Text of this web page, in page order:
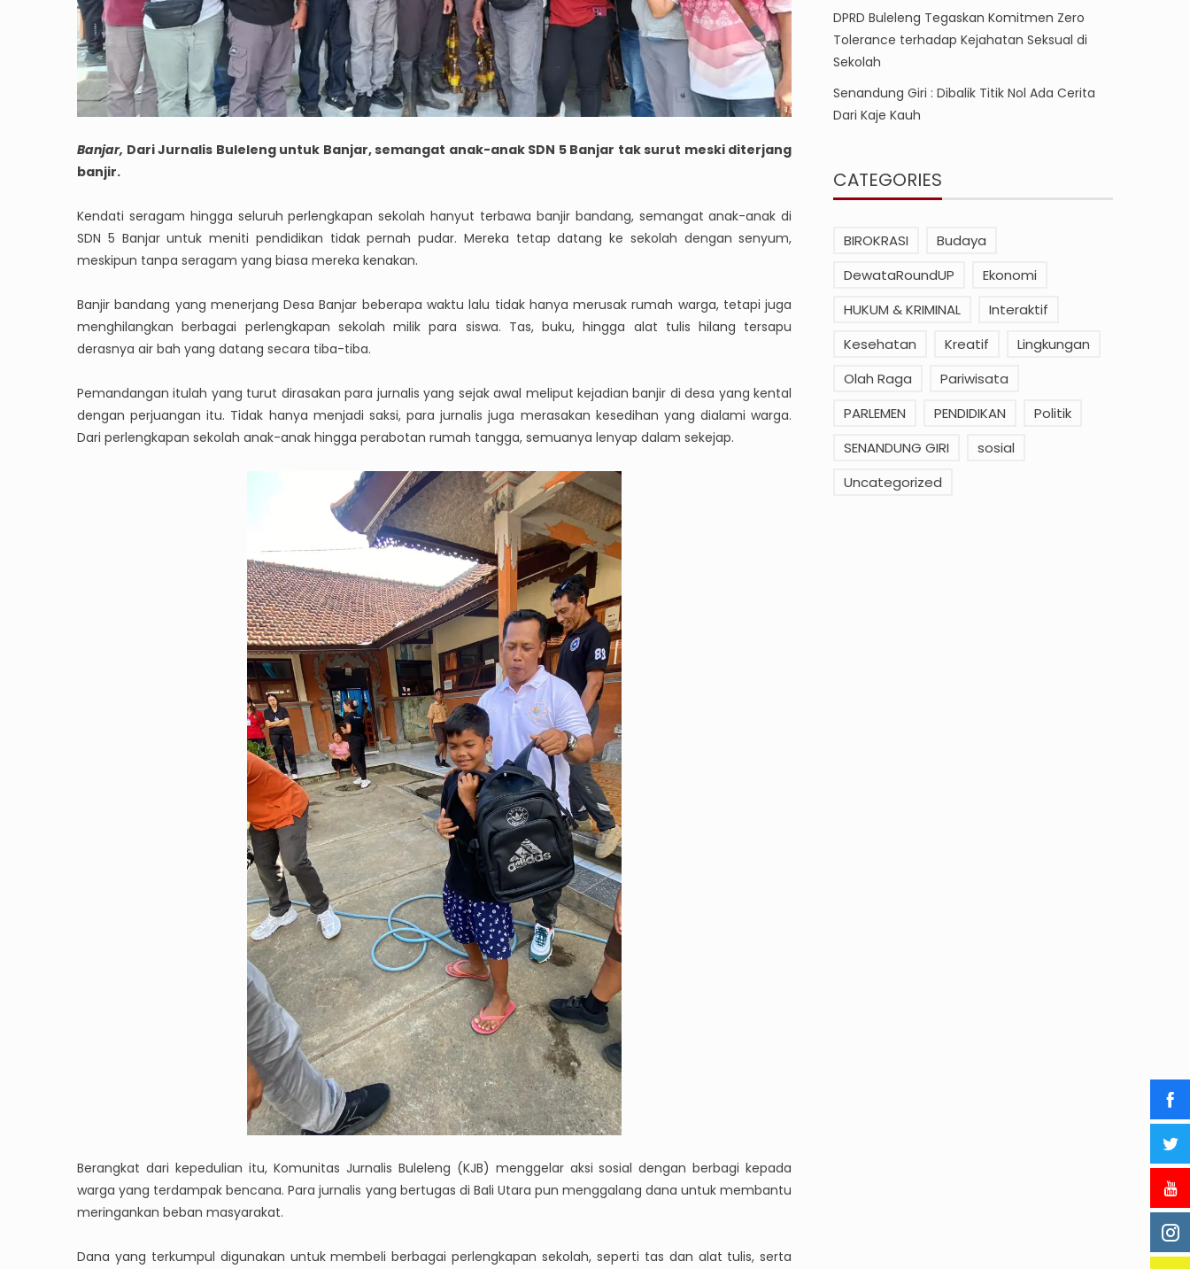
Banjar, Dari Jurnalis Buleleng untuk Banjar, semangat anak-anak SDN 5 Banjar tak surut meski diterjang
banjir.
Kendati seragam hingga seluruh perlengkapan sekolah hanyut terbawa banjir bandang, semangat anak-anak di
SDN 5 Banjar untuk meniti pendidikan tidak pernah pudar. Mereka tetap datang ke sekolah dengan senyum,
meskipun tanpa seragam yang biasa mereka kenakan.
Banjir bandang yang menerjang Desa Banjar beberapa waktu lalu tidak hanya merusak rumah warga, tetapi juga
menghilangkan berbagai perlengkapan sekolah milik para siswa. Tas, buku, hingga alat tulis hilang tersapu
derasnya air bah yang datang secara tiba-tiba.
Pemandangan itulah yang turut dirasakan para jurnalis yang sejak awal meliput kejadian banjir di desa yang kental
dengan perjuangan itu. Tidak hanya menjadi saksi, para jurnalis juga merasakan kesedihan yang dialami warga.
Dari perlengkapan sekolah anak-anak hingga perabotan rumah tangga, semuanya lenyap dalam sekejap.
Berangkat dari kepedulian itu, Komunitas Jurnalis Buleleng (KJB) menggelar aksi sosial dengan berbagi kepada
warga yang terdampak bencana. Para jurnalis yang bertugas di Bali Utara pun menggalang dana untuk membantu
meringankan beban masyarakat.
Dana yang terkumpul digunakan untuk membeli berbagai perlengkapan sekolah, seperti tas dan alat tulis, serta
DPRD Buleleng Tegaskan Komitmen Zero
Tolerance terhadap Kejahatan Seksual di
Sekolah
Senandung Giri : Dibalik Titik Nol Ada Cerita
Dari Kaje Kauh
CATEGORIES
BIROKRASI
Budaya
DewataRoundUP
Ekonomi
HUKUM & KRIMINAL
Interaktif
Kesehatan
Kreatif
Lingkungan
Olah Raga
Pariwisata
PARLEMEN
PENDIDIKAN
Politik
SENANDUNG GIRI
sosial
Uncategorized